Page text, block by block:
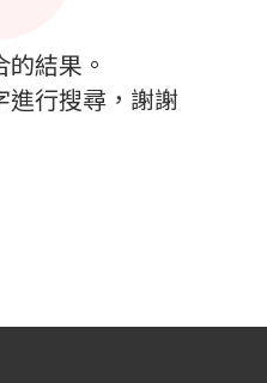
結果。
進行搜尋，謝謝